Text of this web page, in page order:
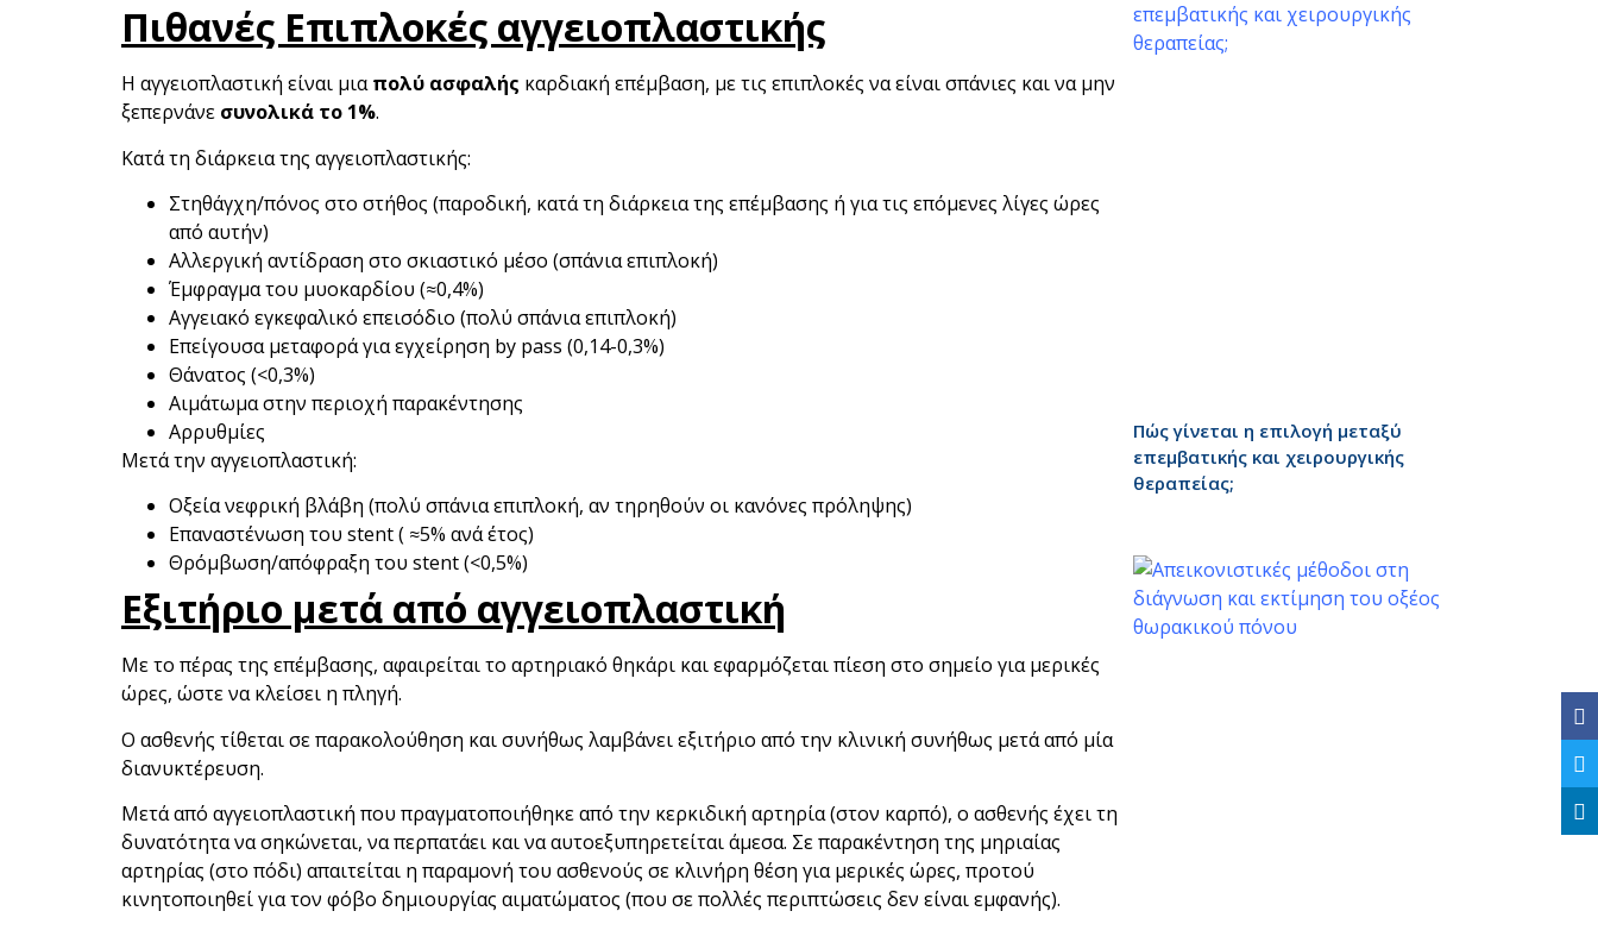
Πιθανές Επιπλοκές αγγειοπλαστικής
Η αγγειοπλαστική είναι μιαπολύ ασφαλής καρδιακή επέμβαση, με τις επιπλοκές να είναι σπάνιες και να μην
ξεπερνάνε συνολικά το 1%.
Κατά τη διάρκεια της αγγειοπλαστικής:
Στηθάγχη/πόνος στο στήθος (παροδική, κατά τη διάρκεια της επέμβασης ή για τις επόμενες λίγες ώρες
από αυτήν)
Αλλεργική αντίδραση στο σκιαστικό μέσο (σπάνια επιπλοκή)
Έμφραγμα του μυοκαρδίου (≈0,4%)
Αγγειακό εγκεφαλικό επεισόδιο (πολύ σπάνια επιπλοκή)
Επείγουσα μεταφορά για εγχείρηση by pass (0,14-0,3%)
Θάνατος (<0,3%)
Αιμάτωμα στην περιοχή παρακέντησης
Αρρυθμίες
Μετά την αγγειοπλαστική:
Οξεία νεφρική βλάβη (πολύ σπάνια επιπλοκή, αν τηρηθούν οι κανόνες πρόληψης)
Επαναστένωση του stent ( ≈5% ανά έτος)
Θρόμβωση/απόφραξη του stent (<0,5%)
Εξιτήριο μετά από αγγειοπλαστική
Με το πέρας της επέμβασης, αφαιρείται το αρτηριακό θηκάρι και εφαρμόζεται πίεση στο σημείο για μερικές
ώρες, ώστε να κλείσει η πληγή.
Ο ασθενής τίθεται σε παρακολούθηση και συνήθως λαμβάνει εξιτήριο από την κλινική συνήθως μετά από μία
διανυκτέρευση.
Μετά από αγγειοπλαστική που πραγματοποιήθηκε από την κερκιδική αρτηρία (στον καρπό), ο ασθενής έχει τη
δυνατότητα να σηκώνεται, να περπατάει και να αυτοεξυπηρετείται άμεσα. Σε παρακέντηση της μηριαίας
αρτηρίας (στο πόδι) απαιτείται η παραμονή του ασθενούς σε κλινήρη θέση για μερικές ώρες, προτού
κινητοποιηθεί για τον φόβο δημιουργίας αιματώματος (που σε πολλές περιπτώσεις δεν είναι εμφανής).
Πώς γίνεται η επιλογή μεταξύ
επεμβατικής και χειρουργικής
θεραπείας;